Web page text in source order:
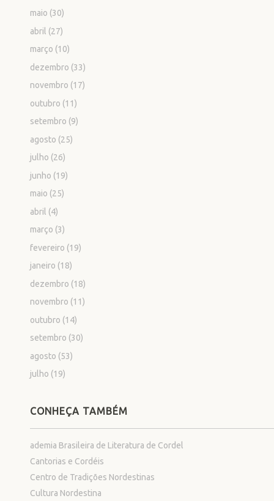
maio (30)
abril (27)
março (10)
dezembro (33)
novembro (17)
outubro (11)
setembro (9)
agosto (25)
julho (26)
junho (19)
maio (25)
abril (4)
março (3)
fevereiro (19)
janeiro (18)
dezembro (18)
novembro (11)
outubro (14)
setembro (30)
agosto (53)
julho (19)
CONHEÇA TAMBÉM
ademia Brasileira de Literatura de Cordel
Cantorias e Cordéis
Centro de Tradições Nordestinas
Cultura Nordestina